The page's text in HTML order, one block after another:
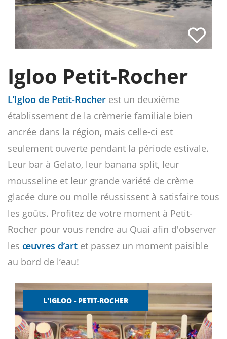
Igloo Petit-Rocher
L’Igloo de Petit-Rocher est un deuxième
établissement de la crèmerie familiale bien
ancrée dans la région, mais celle-ci est
seulement ouverte pendant la période estivale.
Leur bar à Gelato, leur banana split, leur
mousseline et leur grande variété de crème
glacée dure ou molle réussissent à satisfaire tous
les goûts. Profitez de votre moment à Petit-
Rocher pour vous rendre au Quai afin d'observer
les œuvres d’art et passez un moment paisible
au bord de l’eau!
L'IGLOO - PETIT-ROCHER